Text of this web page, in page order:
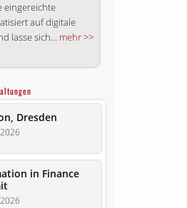
eingereichte
auf digitale
lasse sich... mehr >>
Dresden
in Finance